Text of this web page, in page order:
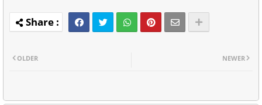
NEWER
OLDER